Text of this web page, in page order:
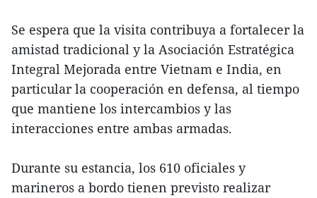
Se espera que la visita contribuya a fortalecer la
amistad tradicional y la Asociación Estratégica
Integral Mejorada entre Vietnam e India, en
particular la cooperación en defensa, al tiempo
que mantiene los intercambios y las
interacciones entre ambas armadas.
Durante su estancia, los 610 oficiales y
marineros a bordo tienen previsto realizar